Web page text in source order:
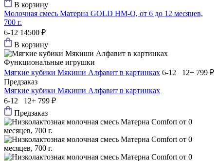
В корзину
Молочная смесь Матерна GOLD HM-O, от 6 до 12 месяцев,
700 г.
6-12 14500 ₽
В корзину
Функциональные игрушки
Мягкие кубики Мякиши Алфавит в картинках 6-12 12+ 799 ₽
Предзаказ
Мягкие кубики Мякиши Алфавит в картинках
6-12 12+ 799 ₽
Предзаказ